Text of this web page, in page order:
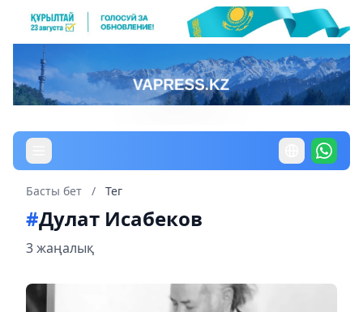
Басты бет / Тег
#Дулат Исабеков
3 жаңалық